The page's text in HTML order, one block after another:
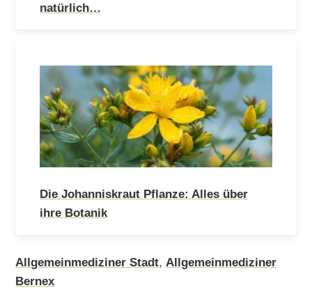
natürlich…
Die Johanniskraut Pflanze: Alles über
ihre Botanik
Allgemeinmediziner Stadt, Allgemeinmediziner
Bernex